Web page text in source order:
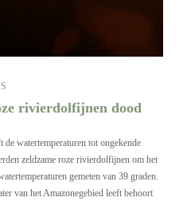
rivierdolfijnen dood
watertemperaturen tot ongekende
zeldzame roze rivierdolfijnen om het
gemeten van 39 graden.
van het Amazonegebied leeft behoort